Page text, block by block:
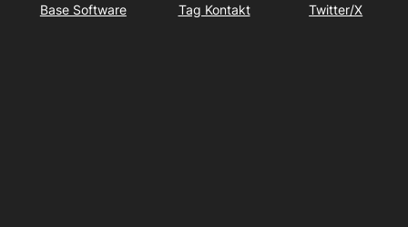
Base Software
Tag Kontakt
Twitter/X